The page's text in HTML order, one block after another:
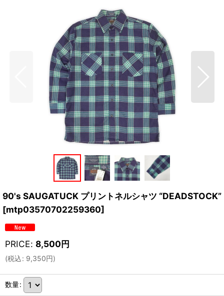
90's SAUGATUCK プリントネルシャツ “DEADSTOCK”
[mtp03570702259360]
PRICE: 8,500円
(税込: 9,350円)
数量: